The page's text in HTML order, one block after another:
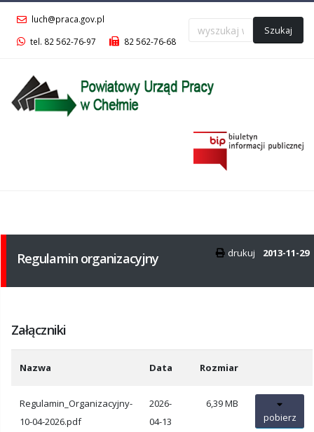
luch@praca.gov.pl
tel. 82 562-76-97
82 562-76-68
Szukaj
drukuj 2013-11-29
Regulamin organizacyjny
Załączniki
Nazwa Data Rozmiar
Regulamin_Organizacyjny-
10-04-2026.pdf
2026-
04-13
6,39 MB
pobierz